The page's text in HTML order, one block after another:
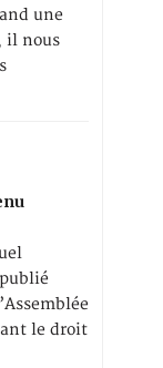
une
il nous
le droit